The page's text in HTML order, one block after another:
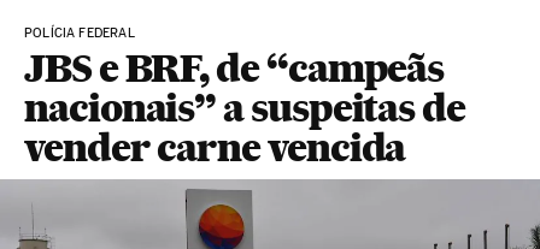
POLÍCIA FEDERAL
JBS e BRF, de “campeãs
nacionais” a suspeitas de
vender carne vencida